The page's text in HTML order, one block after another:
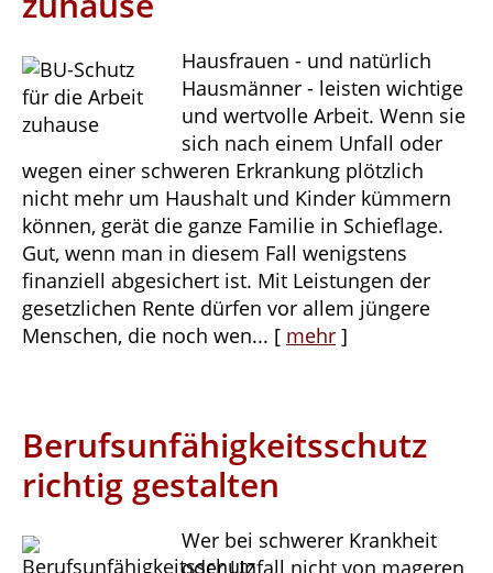
Hausfrauen - und natürlich
Hausmänner - leisten wichtige
und wertvolle Arbeit. Wenn sie
sich nach einem Unfall oder
wegen einer schweren Erkrankung plötzlich
nicht mehr um Haushalt und Kinder kümmern
können, gerät die ganze Familie in Schieflage.
Gut, wenn man in diesem Fall wenigstens
finanziell abgesichert ist. Mit Leistungen der
gesetzlichen Rente dürfen vor allem jüngere
Menschen, die noch wen... [ mehr ]
Berufsunfähigkeitsschutz
richtig gestalten
Wer bei schwerer Krankheit